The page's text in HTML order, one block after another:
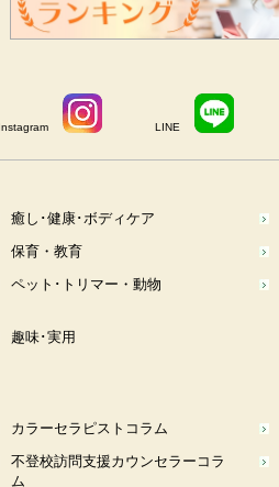
Instagram LINE
癒し･健康･ボディケア
保育・教育
ペット･トリマー・動物
趣味･実用
カラーセラピストコラム
不登校訪問支援カウンセラーコラ
ム